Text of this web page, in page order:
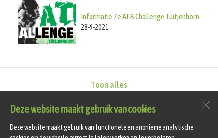
Deze website maakt gebruik van cookies
Deze website maakt gebruik van functionele en anonieme analytische
Informatie 7e ATB Challenge Tuitjenhorn
28-9-2021
Toon alles
Sportlaan 4
1747 GS
Tuitjenhorn